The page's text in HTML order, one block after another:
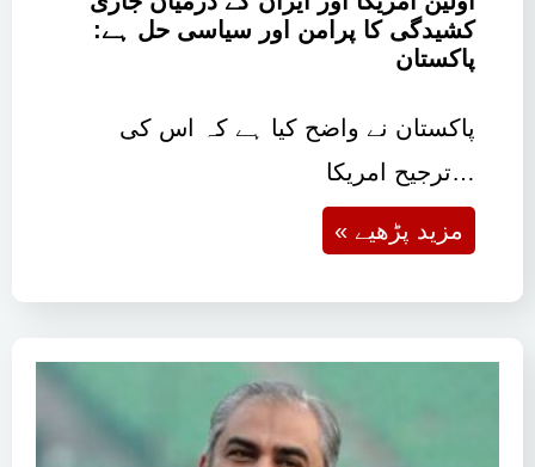
کشیدگی کا پرامن اور سیاسی حل ہے:
پاکستان
پاکستان نے واضح کیا ہے کہ اس کی
ترجیح امریکا…
« مزید پڑھیے